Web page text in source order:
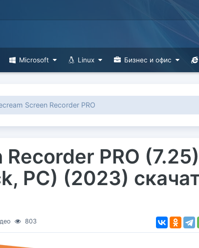
Microsoft Linux Бизнес и офис
Screen Recorder PRO
PRO (7.25)
PC) (2023)
803